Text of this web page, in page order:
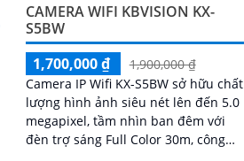
CAMERA WIFI KBVISION KX-
S5BW
1,700,000 ₫
1,900,000 ₫
Camera IP Wifi KX-S5BW sở hữu chất
lượng hình ảnh siêu nét lên đến 5.0
megapixel, tầm nhìn ban đêm với
đèn trợ sáng Full Color 30m, công